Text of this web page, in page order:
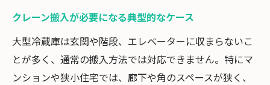
クレーン搬入が必要になる典型的なケース
大型冷蔵庫は玄関や階段、エレベーターに収まらないこ
とが多く、通常の搬入方法では対応できません。特にマ
ンションや狭小住宅では、廊下や角のスペースが狭く、